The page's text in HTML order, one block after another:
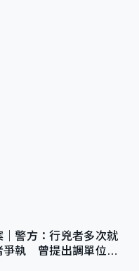
警方：行兇者多次就
爭執 曾提出調單位已